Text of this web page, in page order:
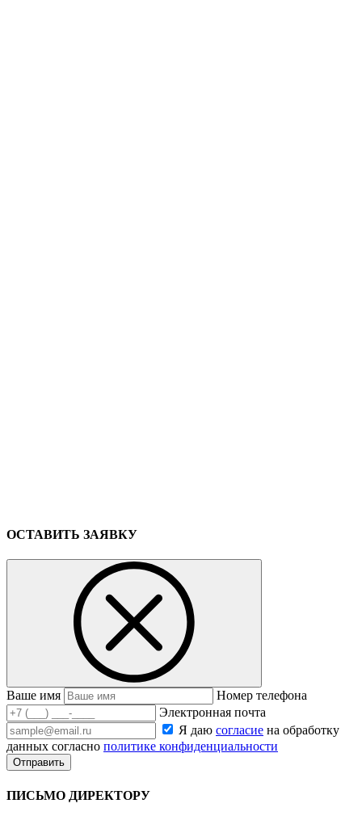
ОСТАВИТЬ ЗАЯВКУ
Ваше имя
Номер телефона
Электронная почта
Я даю согласие на обработку
данных согласно политике конфиденциальности
ПИСЬМО ДИРЕКТОРУ